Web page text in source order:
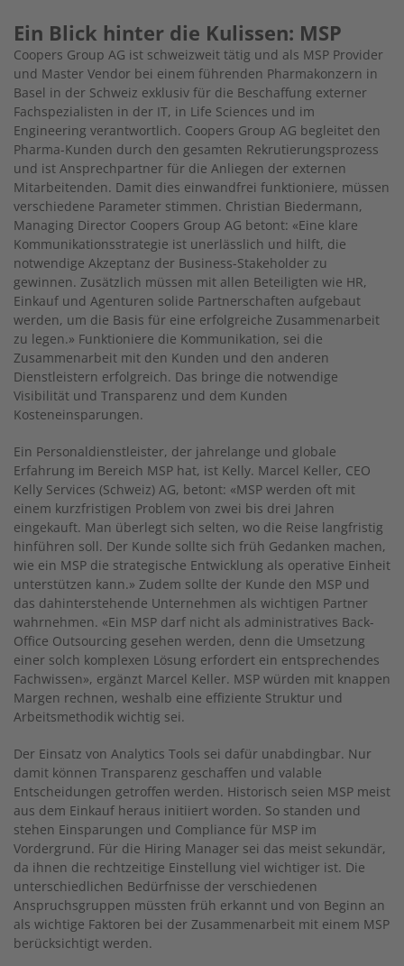
Ein Blick hinter die Kulissen: MSP
Coopers Group AG ist schweizweit tätig und als MSP Provider
und Master Vendor bei einem führenden Pharmakonzern in
Basel in der Schweiz exklusiv für die Beschaffung externer
Fachspezialisten in der IT, in Life Sciences und im
Engineering verantwortlich. Coopers Group AG begleitet den
Pharma-Kunden durch den gesamten Rekrutierungsprozess
und ist Ansprechpartner für die Anliegen der externen
Mitarbeitenden. Damit dies einwandfrei funktioniere, müssen
verschiedene Parameter stimmen. Christian Biedermann,
Managing Director Coopers Group AG betont: «Eine klare
Kommunikationsstrategie ist unerlässlich und hilft, die
notwendige Akzeptanz der Business-Stakeholder zu
gewinnen. Zusätzlich müssen mit allen Beteiligten wie HR,
Einkauf und Agenturen solide Partnerschaften aufgebaut
werden, um die Basis für eine erfolgreiche Zusammenarbeit
zu legen.» Funktioniere die Kommunikation, sei die
Zusammenarbeit mit den Kunden und den anderen
Dienstleistern erfolgreich. Das bringe die notwendige
Visibilität und Transparenz und dem Kunden
Kosteneinsparungen.
Ein Personaldienstleister, der jahrelange und globale
Erfahrung im Bereich MSP hat, ist Kelly. Marcel Keller, CEO
Kelly Services (Schweiz) AG, betont: «MSP werden oft mit
einem kurzfristigen Problem von zwei bis drei Jahren
eingekauft. Man überlegt sich selten, wo die Reise langfristig
hinführen soll. Der Kunde sollte sich früh Gedanken machen,
wie ein MSP die strategische Entwicklung als operative Einheit
unterstützen kann.» Zudem sollte der Kunde den MSP und
das dahinterstehende Unternehmen als wichtigen Partner
wahrnehmen. «Ein MSP darf nicht als adminis­tratives Back-
Office Outsourcing gesehen werden, denn die Umsetzung
einer solch komplexen Lösung erfordert ein entsprechendes
Fachwissen», ergänzt Marcel Keller. MSP würden mit knappen
Margen rechnen, weshalb eine effiziente Struktur und
Arbeitsmethodik wichtig sei.
Der Einsatz von Analytics Tools sei dafür unabdingbar. Nur
damit können Transparenz geschaffen und valable
Entscheidungen getroffen werden. Historisch seien MSP meist
aus dem Einkauf heraus initiiert worden. So standen und
stehen Einsparungen und Compliance für MSP im
Vordergrund. Für die Hiring Manager sei das meist sekundär,
da ihnen die rechtzeitige Einstellung viel wichtiger ist. Die
unterschiedlichen Bedürfnisse der verschiedenen
Anspruchsgruppen müssten früh erkannt und von Beginn an
als wichtige Faktoren bei der Zusammenarbeit mit einem MSP
berücksichtigt werden.